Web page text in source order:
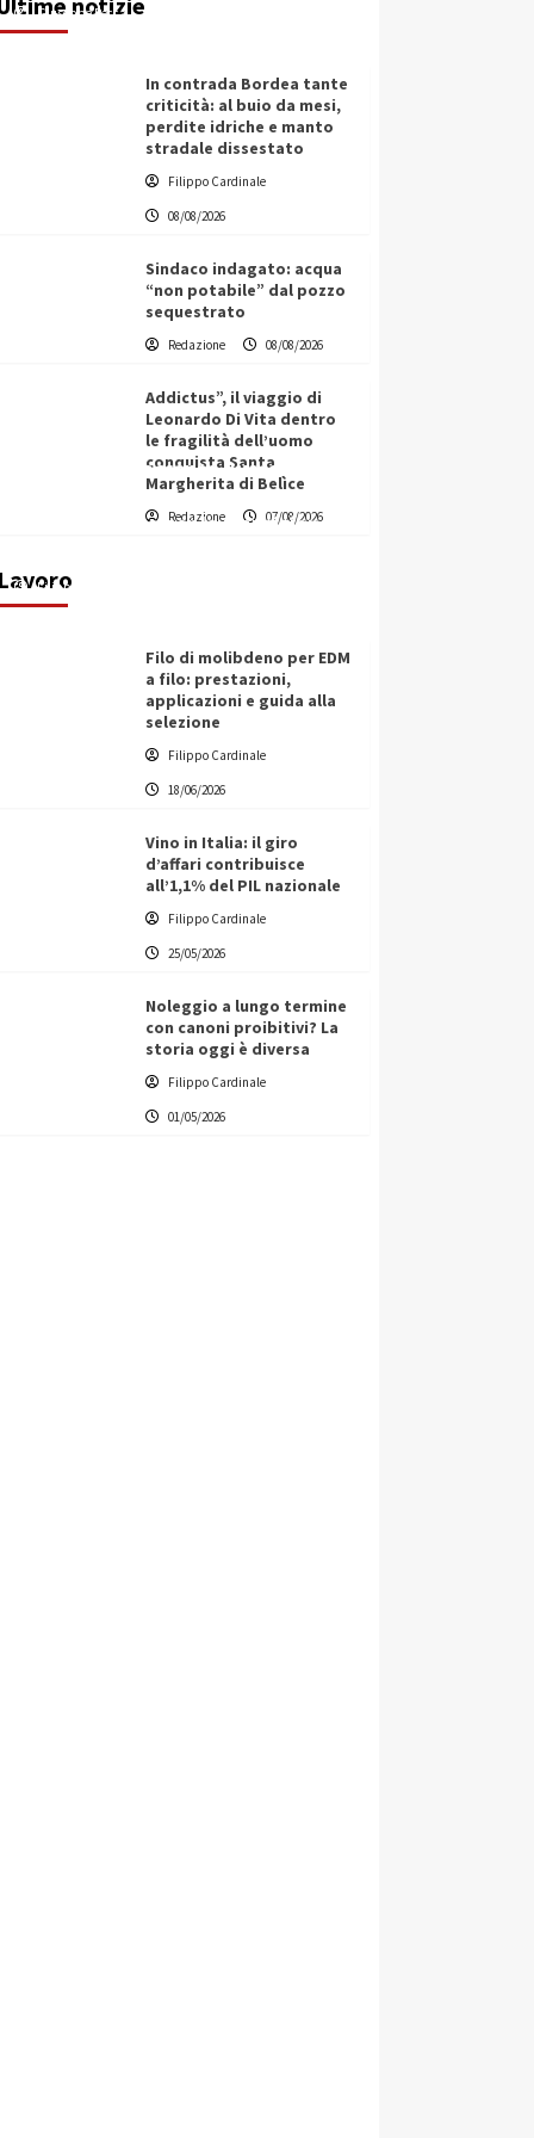
Giuseppe Recca
In contrada Bordea tante
criticità: al buio da mesi,
perdite idriche e manto
stradale dissestato
Filippo Cardinale
08/08/2026
Sindaco indagato: acqua
“non potabile” dal pozzo
sequestrato
Redazione 08/08/2026
Addictus”, il viaggio di
Leonardo Di Vita dentro
le fragilità dell’uomo
conquista Santa
Margherita di Belìce
Redazione 07/08/2026
Lavoro
L’ingegnere saccense Buscarnera
partner chiave di un progetto
transnazionale per la transizione
Filippo Cardinale
Filo di molibdeno per EDM
a filo: prestazioni,
applicazioni e guida alla
selezione
Filippo Cardinale
18/06/2026
Vino in Italia: il giro
d’affari contribuisce
all’1,1% del PIL nazionale
Filippo Cardinale
25/05/2026
Noleggio a lungo termine
con canoni proibitivi? La
storia oggi è diversa
Filippo Cardinale
01/05/2026